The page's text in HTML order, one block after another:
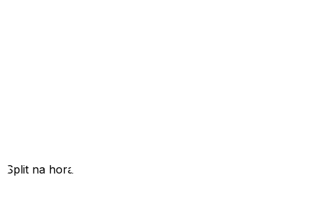
Split na hora